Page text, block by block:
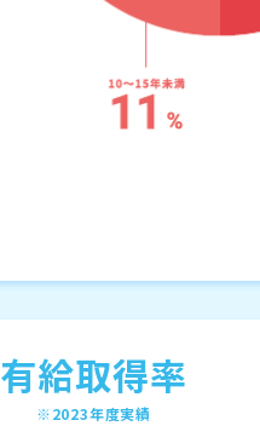
有給取得率
※2023年度実績